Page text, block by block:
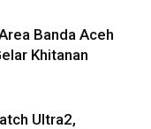
Banda Aceh
Khitanan
Ultra2,